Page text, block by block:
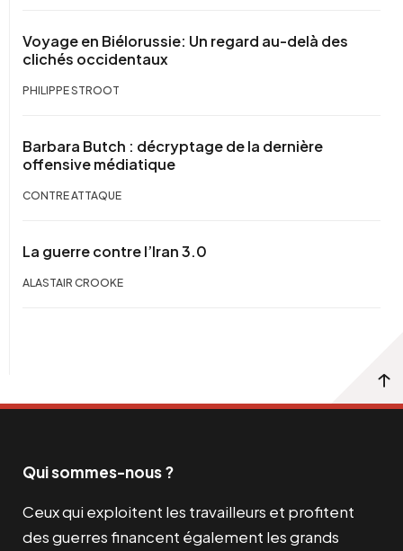
Voyage en Biélorussie: Un regard au-delà des
clichés occidentaux
PHILIPPE STROOT
Barbara Butch : décryptage de la dernière
offensive médiatique
CONTRE ATTAQUE
La guerre contre l’Iran 3.0
ALASTAIR CROOKE
Qui sommes-nous ?
Ceux qui exploitent les travailleurs et profitent
des guerres financent également les grands